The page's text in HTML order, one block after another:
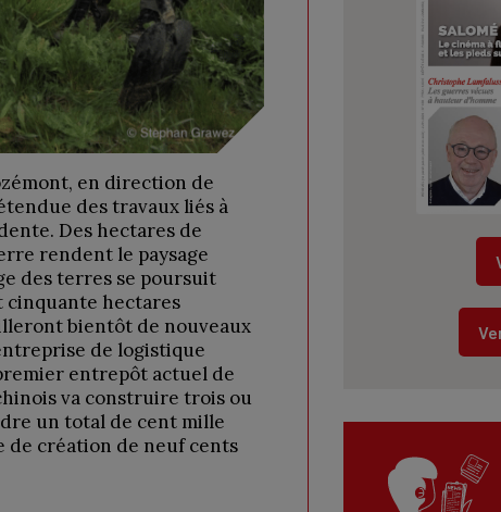
en direction de
des travaux liés à
Des hectares de
rendent le paysage
des terres se poursuit
cinquante hectares
bientôt de nouveaux
de logistique
entrepôt actuel de
va construire trois ou
un total de cent mille
de création de neuf cents